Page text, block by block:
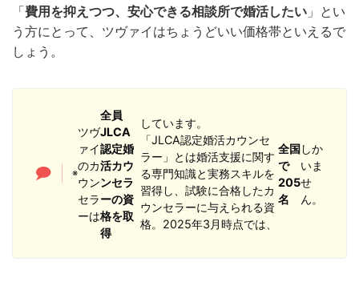
「費用を抑えつつ、安心できる相談所で婚活したい 」とい
う方にとって、ツヴァイはちょうどいい価格帯といえるで
しょう。
※
ツヴ
ァイ
のカ
ウン
セラ
ーは
全員
JLCA
認定婚
活カウ
ンセラ
ーの資
格を取
得
しています。
「JLCA認定婚活カウンセ
ラー」とは婚活支援に関す
る専門知識と実務スキルを
習得し、試験に合格したカ
ウンセラーに与えられる資
格。2025年3月時点では、
全国
で
205
名
しか
いま
せ
ん。